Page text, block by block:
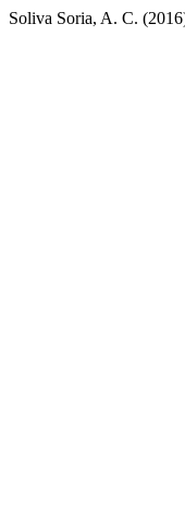
Soliva Soria, A. C.